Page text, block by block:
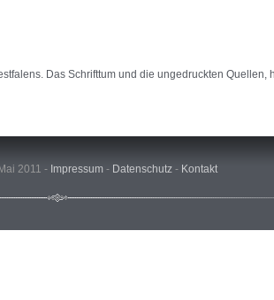
Das Schrifttum und die ungedruckten Quellen,
2011 - Impressum - Datenschutz - Kontakt